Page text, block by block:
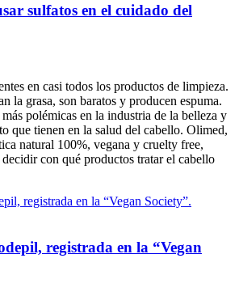
sulfatos en el cuidado del
en casi todos los productos de limpieza.
la grasa, son baratos y producen espuma.
polémicas en la industria de la belleza y
que tienen en la salud del cabello. Olimed,
natural 100%, vegana y cruelty free,
con qué productos tratar el cabello
registrada en la “Vegan